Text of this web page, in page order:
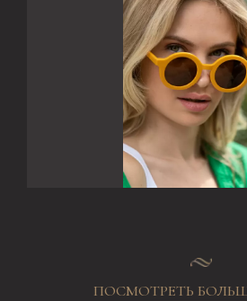
ПОСМОТРЕТЬ